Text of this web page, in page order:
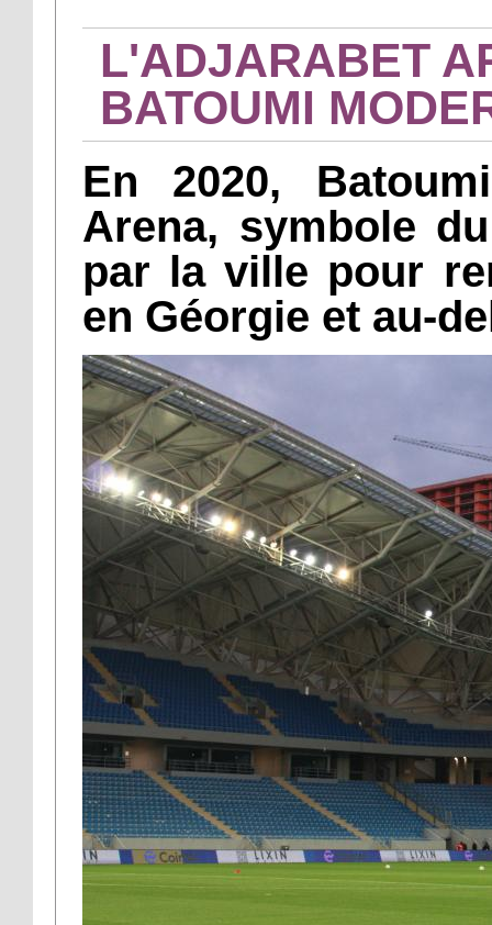
L'ADJARABET
BATOUMI
En 2020,
Arena, symbole
par la ville pour
en Géorgie et au-